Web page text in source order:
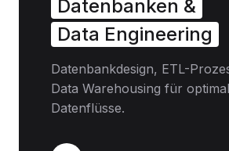
Datenbanken &
Data Engineering
Datenbankdesign, ETL-
Data Warehousing für
Datenflüsse.